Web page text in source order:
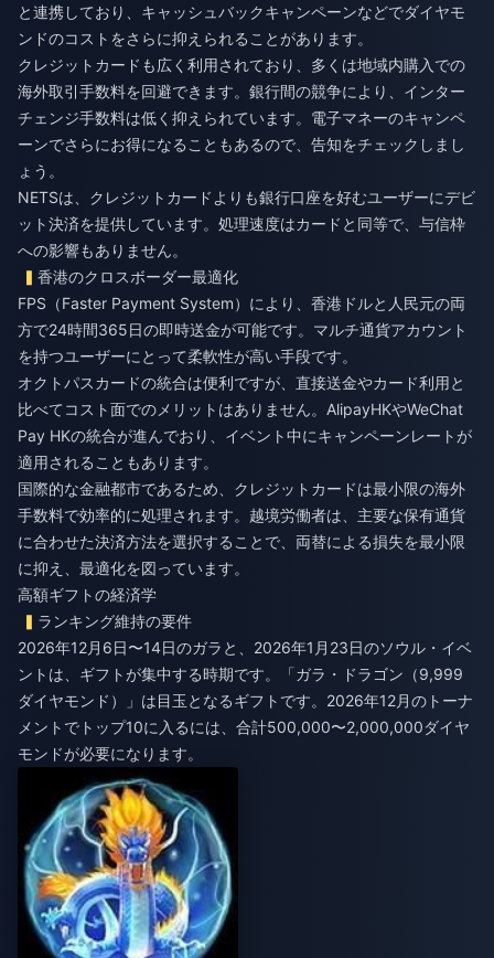
と連携しており、キャッシュバックキャンペーンなどでダイヤモ
ンドのコストをさらに抑えられることがあります。
クレジットカードも広く利用されており、多くは地域内購入での
海外取引手数料を回避できます。銀行間の競争により、インター
チェンジ手数料は低く抑えられています。電子マネーのキャンペ
ーンでさらにお得になることもあるので、告知をチェックしまし
ょう。
NETSは、クレジットカードよりも銀行口座を好むユーザーにデビ
ット決済を提供しています。処理速度はカードと同等で、与信枠
への影響もありません。
香港のクロスボーダー最適化
FPS（Faster Payment System）により、香港ドルと人民元の両
方で24時間365日の即時送金が可能です。マルチ通貨アカウント
を持つユーザーにとって柔軟性が高い手段です。
オクトパスカードの統合は便利ですが、直接送金やカード利用と
比べてコスト面でのメリットはありません。AlipayHKやWeChat
Pay HKの統合が進んでおり、イベント中にキャンペーンレートが
適用されることもあります。
国際的な金融都市であるため、クレジットカードは最小限の海外
手数料で効率的に処理されます。越境労働者は、主要な保有通貨
に合わせた決済方法を選択することで、両替による損失を最小限
に抑え、最適化を図っています。
高額ギフトの経済学
ランキング維持の要件
2026年12月6日〜14日のガラと、2026年1月23日のソウル・イベ
ントは、ギフトが集中する時期です。「ガラ・ドラゴン（9,999
ダイヤモンド）」は目玉となるギフトです。2026年12月のトーナ
メントでトップ10に入るには、合計500,000〜2,000,000ダイヤ
モンドが必要になります。